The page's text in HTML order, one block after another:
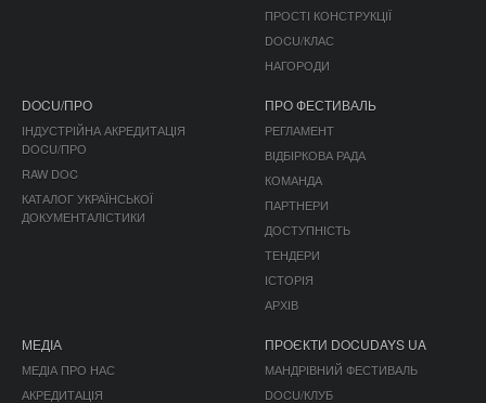
ПРОСТІ КОНСТРУКЦІЇ
DOCU/КЛАС
НАГОРОДИ
DOCU/ПРО
ІНДУСТРІЙНА АКРЕДИТАЦІЯ
DOCU/ПРО
RAW DOC
КАТАЛОГ УКРАЇНСЬКОЇ
ДОКУМЕНТАЛІСТИКИ
ПРО ФЕСТИВАЛЬ
РЕГЛАМЕНТ
ВІДБІРКОВА РАДА
КОМАНДА
ПАРТНЕРИ
ДОСТУПНІСТЬ
ТЕНДЕРИ
ІСТОРІЯ
АРХІВ
МЕДІА
МЕДІА ПРО НАС
АКРЕДИТАЦІЯ
ПРОЄКТИ DOCUDAYS UA
МАНДРІВНИЙ ФЕСТИВАЛЬ
DOCU/КЛУБ